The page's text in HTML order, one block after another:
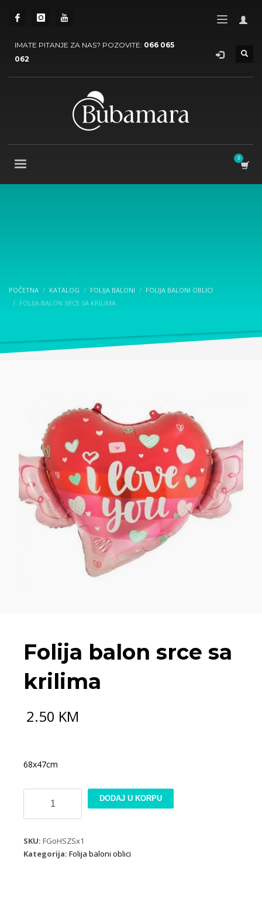
IMATE PITANJE ZA NAS? POZOVITE: 066 065
062
POČETNA KATALOG FOLIJA BALONI
FOLIJA BALONI OBLICI
FOLIJA BALON SRCE SA KRILIMA
Folija balon srce sa
krilima
2.50 KM
68x47cm
srce
krilima
količina
DODAJ U KORPU
SKU: FGoHSZSx1
Kategorija: Folija baloni oblici